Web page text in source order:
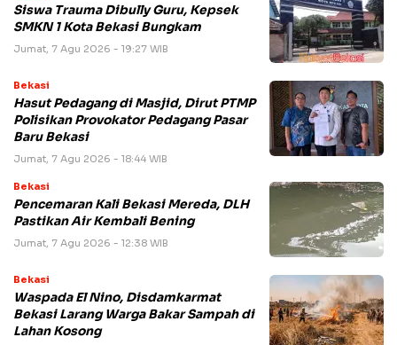
Siswa Trauma Dibully Guru, Kepsek
SMKN 1 Kota Bekasi Bungkam
Jumat, 7 Agu 2026 - 19:27 WIB
Bekasi
Hasut Pedagang di Masjid, Dirut PTMP
Polisikan Provokator Pedagang Pasar
Baru Bekasi
Jumat, 7 Agu 2026 - 18:44 WIB
Bekasi
Pencemaran Kali Bekasi Mereda, DLH
Pastikan Air Kembali Bening
Jumat, 7 Agu 2026 - 12:38 WIB
Bekasi
Waspada El Nino, Disdamkarmat
Bekasi Larang Warga Bakar Sampah di
Lahan Kosong